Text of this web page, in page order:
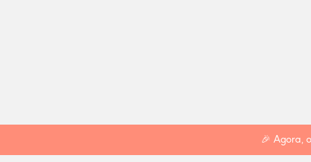
🎉 Agora, o